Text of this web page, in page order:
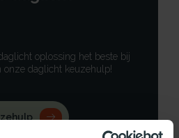
oplossing het beste bij
onze daglicht keuzehulp!